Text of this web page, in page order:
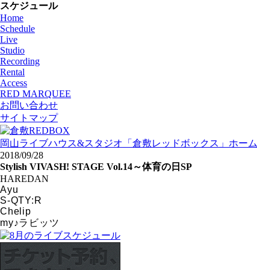
スケジュール
Home
Schedule
Live
Studio
Recording
Rental
Access
RED MARQUEE
お問い合わせ
サイトマップ
岡山ライブハウス&スタジオ「倉敷レッドボックス」ホーム
2018/09/28
Stylish VIVASH! STAGE Vol.14～体育の日SP
HAREDAN
Ayu
S-QTY:R
Chelip
my♪ラビッツ